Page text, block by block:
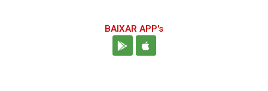
BAIXAR APP's